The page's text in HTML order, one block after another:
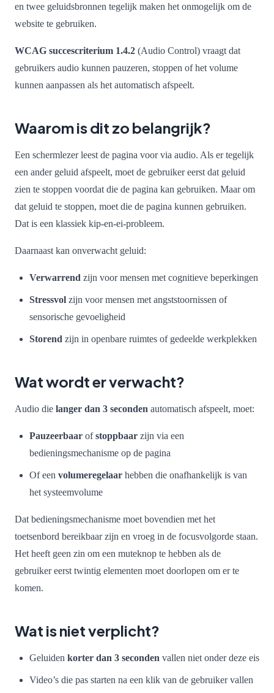
en twee geluidsbronnen tegelijk maken het onmogelijk om de
website te gebruiken.
WCAG succescriterium 1.4.2 (Audio Control) vraagt dat
gebruikers audio kunnen pauzeren, stoppen of het volume
kunnen aanpassen als het automatisch afspeelt.
Waarom is dit zo belangrijk?
Een schermlezer leest de pagina voor via audio. Als er tegelijk
een ander geluid afspeelt, moet de gebruiker eerst dat geluid
zien te stoppen voordat die de pagina kan gebruiken. Maar om
dat geluid te stoppen, moet die de pagina kunnen gebruiken.
Dat is een klassiek kip-en-ei-probleem.
Daarnaast kan onverwacht geluid:
Verwarrend zijn voor mensen met cognitieve beperkingen
Stressvol zijn voor mensen met angststoornissen of
sensorische gevoeligheid
Storend zijn in openbare ruimtes of gedeelde werkplekken
Wat wordt er verwacht?
Audio die langer dan 3 seconden automatisch afspeelt, moet:
Pauzeerbaar ofstoppbaar zijn via een
bedieningsmechanisme op de pagina
Of een volumeregelaar hebben die onafhankelijk is van
het systeemvolume
Dat bedieningsmechanisme moet bovendien met het
toetsenbord bereikbaar zijn en vroeg in de focusvolgorde staan.
Het heeft geen zin om een muteknop te hebben als de
gebruiker eerst twintig elementen moet doorlopen om er te
komen.
Wat is niet verplicht?
Geluiden korter dan 3 seconden vallen niet onder deze eis
Video’s die pas starten na een klik van de gebruiker vallen